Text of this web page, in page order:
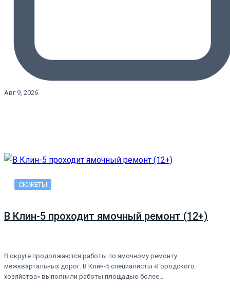
Авг 9, 2026
СЮЖЕТЫ
В Клин-5 проходит ямочный ремонт (12+)
В округе продолжаются работы по ямочному ремонту
межквартальных дорог. В Клин-5 специалисты «Городского
хозяйства» выполнили работы площадью более…